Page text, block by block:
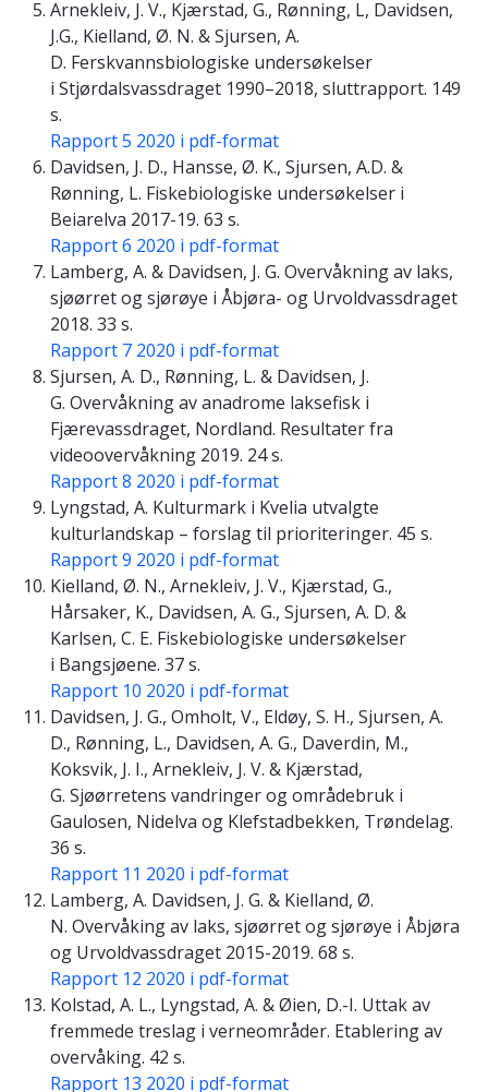
Arnekleiv, J. V., Kjærstad, G., Rønning, L, Davidsen,
J.G., Kielland, Ø. N. & Sjursen, A.
D. Ferskvannsbiologiske undersøkelser
i Stjørdalsvassdraget 1990–2018, sluttrapport. 149
s.
Rapport 5 2020 i pdf-format
Davidsen, J. D., Hansse, Ø. K., Sjursen, A.D. &
Rønning, L. Fiskebiologiske undersøkelser i
Beiarelva 2017-19. 63 s.
Rapport 6 2020 i pdf-format
Lamberg, A. & Davidsen, J. G. Overvåkning av laks,
sjøørret og sjørøye i Åbjøra- og Urvoldvassdraget
2018. 33 s.
Rapport 7 2020 i pdf-format
Sjursen, A. D., Rønning, L. & Davidsen, J.
G. Overvåkning av anadrome laksefisk i
Fjærevassdraget, Nordland. Resultater fra
videoovervåkning 2019. 24 s.
Rapport 8 2020 i pdf-format
Lyngstad, A. Kulturmark i Kvelia utvalgte
kulturlandskap – forslag til prioriteringer. 45 s.
Rapport 9 2020 i pdf-format
Kielland, Ø. N., Arnekleiv, J. V., Kjærstad, G.,
Hårsaker, K., Davidsen, A. G., Sjursen, A. D. &
Karlsen, C. E. Fiskebiologiske undersøkelser
i Bangsjøene. 37 s.
Rapport 10 2020 i pdf-format
Davidsen, J. G., Omholt, V., Eldøy, S. H., Sjursen, A.
D., Rønning, L., Davidsen, A. G., Daverdin, M.,
Koksvik, J. I., Arnekleiv, J. V. & Kjærstad,
G. Sjøørretens vandringer og områdebruk i
Gaulosen, Nidelva og Klefstadbekken, Trøndelag.
36 s.
Rapport 11 2020 i pdf-format
Lamberg, A. Davidsen, J. G. & Kielland, Ø.
N. Overvåking av laks, sjøørret og sjørøye i Åbjøra
og Urvoldvassdraget 2015-2019. 68 s.
Rapport 12 2020 i pdf-format
Kolstad, A. L., Lyngstad, A. & Øien, D.-I. Uttak av
fremmede treslag i verneområder. Etablering av
overvåking. 42 s.
Rapport 13 2020 i pdf-format